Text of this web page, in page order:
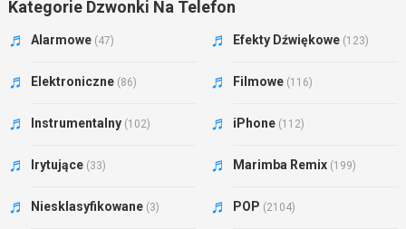
Kategorie Dzwonki Na Telefon
Alarmowe (47) Efekty Dźwiękowe (123)
Elektroniczne (86) Filmowe (116)
Instrumentalny (102) iPhone (112)
Irytujące (33) Marimba Remix (199)
Niesklasyfikowane (3) POP (2104)